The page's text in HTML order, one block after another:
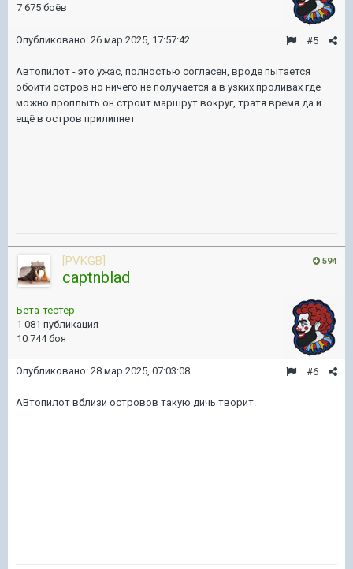
7 675 боёв
#5
Опубликовано: 26 мар 2025, 17:57:42
Автопилот - это ужас, полностью согласен, вроде пытается
обойти остров но ничего не получается а в узких проливах где
можно проплыть он строит маршрут вокруг, тратя время да и
ещё в остров прилипнет
594
[PVKGB]
captnblad
Бета-тестер
1 081 публикация
10 744 боя
#6
Опубликовано: 28 мар 2025, 07:03:08
АВтопилот вблизи островов такую дичь творит.